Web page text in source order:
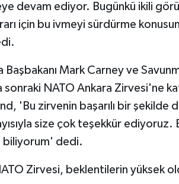
devam ediyor. Bugünkü ikili
için bu ivmeyi sürdürme
Başbakanı Mark Carney ve
NATO Ankara Zirvesi'ne
'Bu zirvenin başarılı bir şekilde
size çok teşekkür ediyoruz.
dedi.
Zirvesi, beklentilerin yüksek